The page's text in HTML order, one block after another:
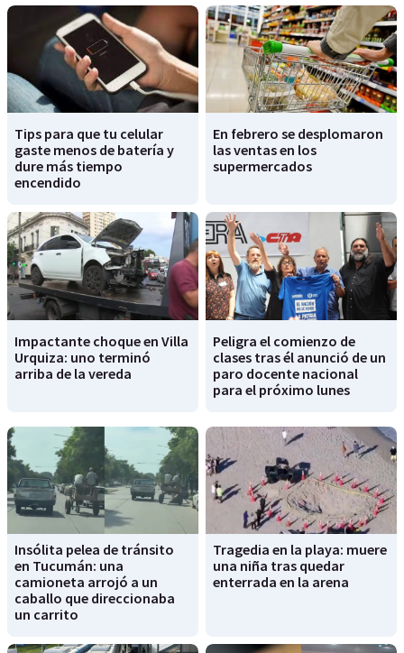
Tips para que tu celular
gaste menos de batería y
dure más tiempo
encendido
En febrero se desplomaron
las ventas en los
supermercados
Impactante choque en Villa
Urquiza: uno terminó
arriba de la vereda
Peligra el comienzo de
clases tras él anunció de un
paro docente nacional
para el próximo lunes
Insólita pelea de tránsito
en Tucumán: una
camioneta arrojó a un
caballo que direccionaba
un carrito
Tragedia en la playa: muere
una niña tras quedar
enterrada en la arena